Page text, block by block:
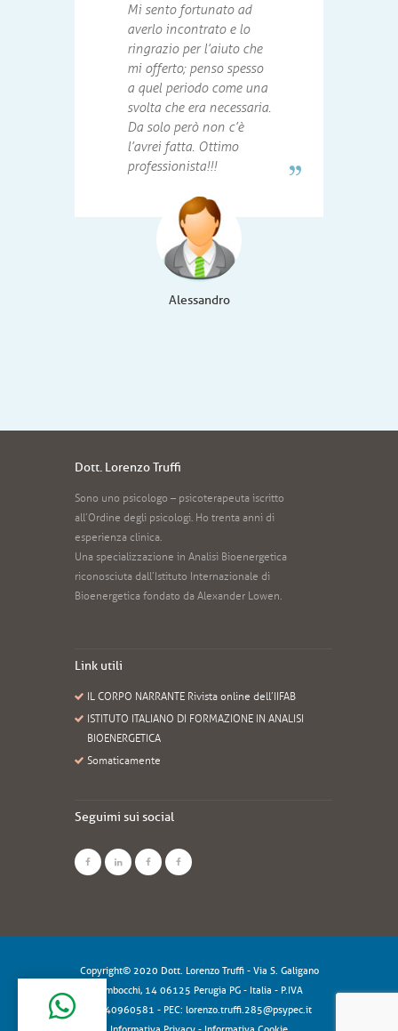
Mi sento fortunato ad
averlo incontrato e lo
ringrazio per l’aiuto che
mi offerto; penso spesso
a quel periodo come una
svolta che era necessaria.
Da solo però non c’è
l’avrei fatta. Ottimo
professionista!!!
Alessandro
Dott. Lorenzo Truffi
Sono uno psicologo – psicoterapeuta iscritto
all’Ordine degli psicologi. Ho trenta anni di
esperienza clinica.
Una specializzazione in Analisi Bioenergetica
riconosciuta dall’Istituto Internazionale di
Bioenergetica fondato da Alexander Lowen.
Link utili
IL CORPO NARRANTE Rivista online dell’IIFAB
ISTITUTO ITALIANO DI FORMAZIONE IN ANALISI
BIOENERGETICA
Somaticamente
Seguimi sui social
Copyright© 2020 Dott. Lorenzo Truffi - Via S. Galigano
Rimbocchi, 14 06125 Perugia PG - Italia - P.IVA
10340960581 - PEC: lorenzo.truffi.285@psypec.it